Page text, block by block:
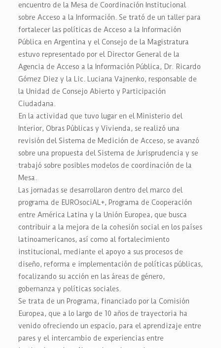
encuentro de la Mesa de Coordinación Institucional
sobre Acceso a la Información. Se trató de un taller para
fortalecer las políticas de Acceso a la Información
Pública en Argentina y el Consejo de la Magistratura
estuvo representado por el Director General de la
Agencia de Acceso a la Información Pública, Dr. Ricardo
Gómez Diez y la Lic. Luciana Vajnenko, responsable de
la Unidad de Consejo Abierto y Participación
Ciudadana.
En la actividad que tuvo lugar en el Ministerio del
Interior, Obras Públicas y Vivienda, se realizó una
revisión del Sistema de Medición de Acceso, se avanzó
sobre una propuesta del Sistema de Jurisprudencia y se
trabajó sobre posibles modelos de coordinación de la
Mesa.
Las jornadas se desarrollaron dentro del marco del
programa de EUROsociAL+, Programa de Cooperación
entre América Latina y la Unión Europea, que busca
contribuir a la mejora de la cohesión social en los países
latinoamericanos, así como al fortalecimiento
institucional, mediante el apoyo a sus procesos de
diseño, reforma e implementación de políticas públicas,
focalizando su acción en las áreas de género,
gobernanza y políticas sociales.
Se trata de un Programa, financiado por la Comisión
Europea, que a lo largo de 10 años de trayectoria ha
venido ofreciendo un espacio, para el aprendizaje entre
pares y el intercambio de experiencias entre